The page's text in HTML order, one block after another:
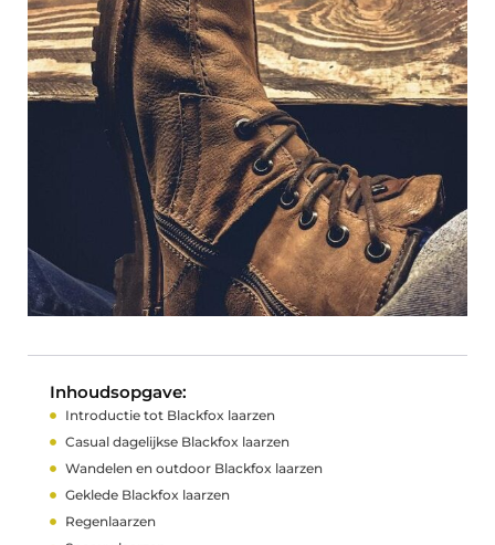
Inhoudsopgave:
Introductie tot Blackfox laarzen
Casual dagelijkse Blackfox laarzen
Wandelen en outdoor Blackfox laarzen
Geklede Blackfox laarzen
Regenlaarzen